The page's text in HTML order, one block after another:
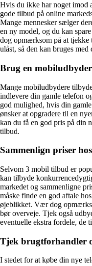
Hvis du ikke har noget imod
gode tilbud på online
Mange mennesker sælger
en ny model, og du kan
dog opmærksom på at tjekke
ulåst, så den kan bruges
Brug en
Mange mobiludbydere
indlevere din gamle telefon
god mulighed, hvis din
ønsker at opgradere til en
kan du få en god pris på din
tilbud.
Sammenlign priser
Selvom 3 mobil tilbud er
kan tilbyde
markedet og sammenligne
måske finde en god aftale
øjeblikket. Vær dog
bør overveje. Tjek også
eventuelle ekstra fordele, de
Tjek brugtforhandler
I stedet for at købe din nye